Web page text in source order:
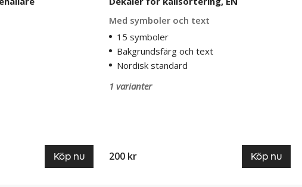
Köp nu
Med symboler och text
15 symboler
Bakgrundsfärg och text
Nordisk standard
1 varianter
200 kr Köp nu